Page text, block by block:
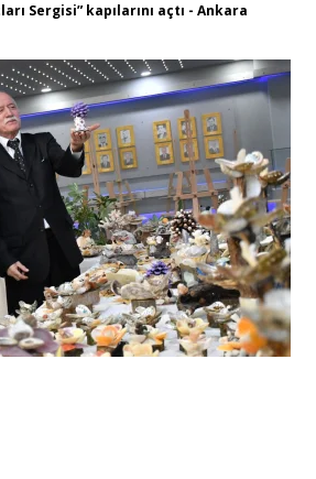
Sergisi” kapılarını açtı - Ankara